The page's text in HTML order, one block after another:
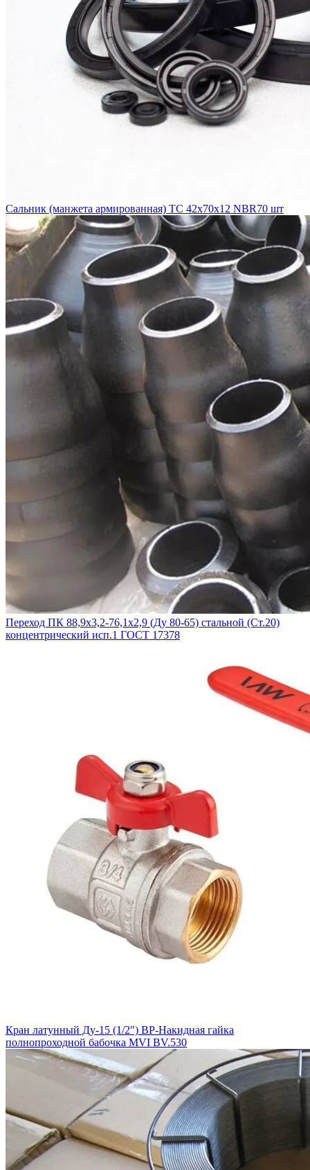
Сальник (манжета армированная) TC 42х70х12 NBR70 шт
Переход ПК 88,9х3,2-76,1х2,9 (Ду 80-65) стальной (Ст.20)
концентрический исп.1 ГОСТ 17378
Кран латунный Ду-15 (1/2″) ВР-Накидная гайка
полнопроходной бабочка MVI BV.530